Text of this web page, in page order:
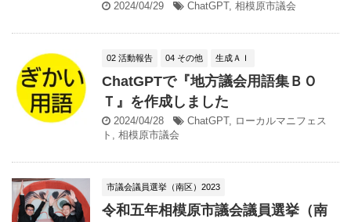
2024/04/29 ChatGPT, 相模原市議会
02 活動報告 04 その他 生成ＡＩ
ChatGPTで『地方議会用語集ＢＯ
Ｔ』を作成しました
2024/04/28 ChatGPT, ローカルマニフェス
ト , 相模原市議会
市議会議員選挙（南区）2023
令和五年相模原市議会議員選挙（南